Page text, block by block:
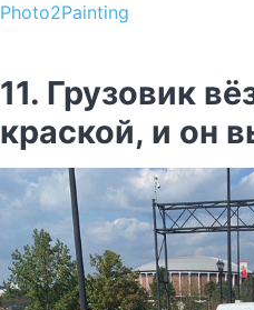
Photo2Painting
11. Грузовик
краской, и он